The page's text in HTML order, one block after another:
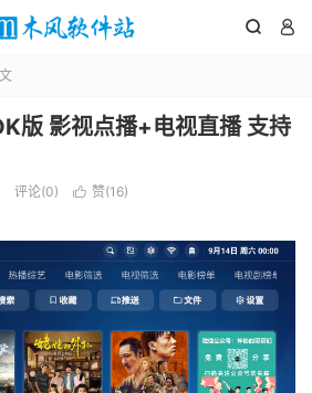
 
版 影视点播+电视直播 支持
评论(0)  赞(16)